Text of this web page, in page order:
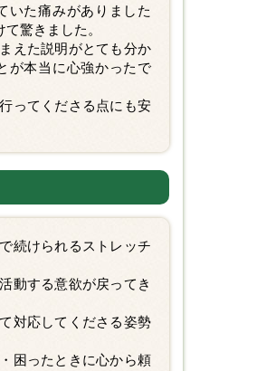
いた痛みがありました
驚きました。
えた説明がとても分か
が本当に心強かったで
ってくださる点にも安
続けられるストレッチ
動する意欲が戻ってき
対応してくださる姿勢
困ったときに心から頼